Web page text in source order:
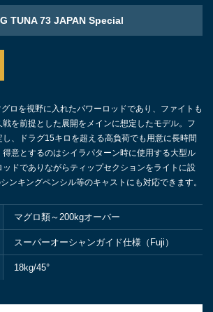
TUNA 73 JAPAN Special
ロを視野に入れたパワーロッドであり、ファイトも
を前提とした展開をメインに想定したモデル。フ
し、ドラグ15キロを超える高負荷でも用意に長時間
意とするのはシイラパターン時に使用する大型ル
ドでありながらティップセクションをライトに設
ンキングペンシル等のキャストにも対応できます。
マグロ類～200kgオーバー
スーパーオーシャンガイド仕様（Fuji）
18kg/45°